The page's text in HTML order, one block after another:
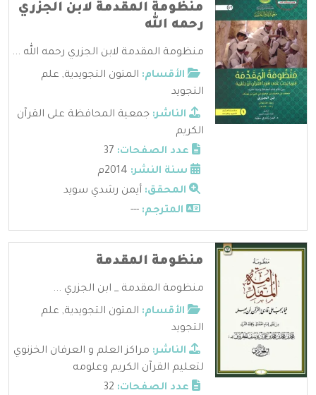
منظومة المقدمة لابن الجزري
رحمه الله
منظومة المقدمة لابن الجزري رحمه الله ...
الأقسام: المتون التجويدية, علم
التجويد
الناشر: جمعية المحافظة على القرآن
الكريم
عدد الصفحات:
سنة النشر:
المحقق: أيمن رشدي سويد
المترجم: ---
منظومة المقدمة
منظومة المقدمة _ ابن الجزري ...
الأقسام: المتون التجويدية, علم
التجويد
الناشر: مراكز العلم و العرفان الخزنوي
لتعليم القرآن الكريم وعلومه
عدد الصفحات: